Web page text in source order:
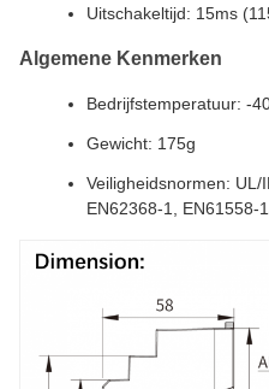
Uitschakeltijd: 15ms
Algemene Kenmerken
Bedrijfstemperatuur: -
Gewicht: 175g
Veiligheidsnormen:
EN62368-1, EN61558-